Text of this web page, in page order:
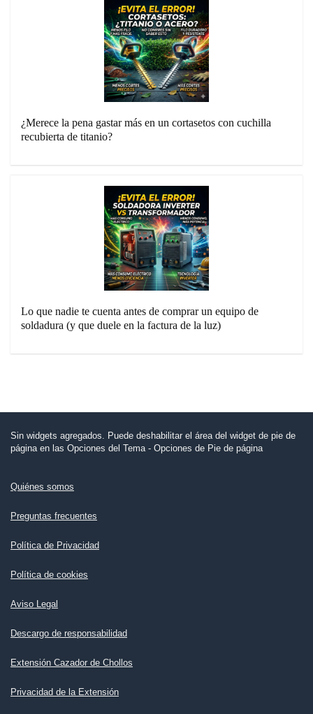
¿Merece la pena gastar más en un cortasetos con cuchilla
recubierta de titanio?
Lo que nadie te cuenta antes de comprar un equipo de
soldadura (y que duele en la factura de la luz)
Sin widgets agregados. Puede deshabilitar el área del widget de pie de
página en las Opciones del Tema - Opciones de Pie de página
Quiénes somos
Preguntas frecuentes
Política de Privacidad
Política de cookies
Aviso Legal
Descargo de responsabilidad
Extensión Cazador de Chollos
Privacidad de la Extensión